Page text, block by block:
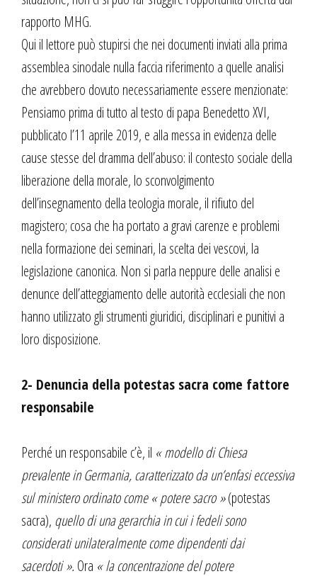
rapporto MHG.
Qui il lettore può stupirsi che nei documenti inviati alla prima
assemblea sinodale nulla faccia riferimento a quelle analisi
che avrebbero dovuto necessariamente essere menzionate:
Pensiamo prima di tutto al testo di papa Benedetto XVI,
pubblicato l’11 aprile 2019, e alla messa in evidenza delle
cause stesse del dramma dell’abuso: il contesto sociale della
liberazione della morale, lo sconvolgimento
dell’insegnamento della teologia morale, il rifiuto del
magistero; cosa che ha portato a gravi carenze e problemi
nella formazione dei seminari, la scelta dei vescovi, la
legislazione canonica. Non si parla neppure delle analisi e
denunce dell’atteggiamento delle autorità ecclesiali che non
hanno utilizzato gli strumenti giuridici, disciplinari e punitivi a
loro disposizione.
2- Denuncia della potestas sacra come fattore
responsabile
Perché un responsabile c’è, il « modello di Chiesa
prevalente in Germania, caratterizzato da un’enfasi eccessiva
sul ministero ordinato come « potere sacro »(potestas
sacra), quello di una gerarchia in cui i fedeli sono
considerati unilateralmente come dipendenti dai
sacerdoti ». Ora « la concentrazione del potere